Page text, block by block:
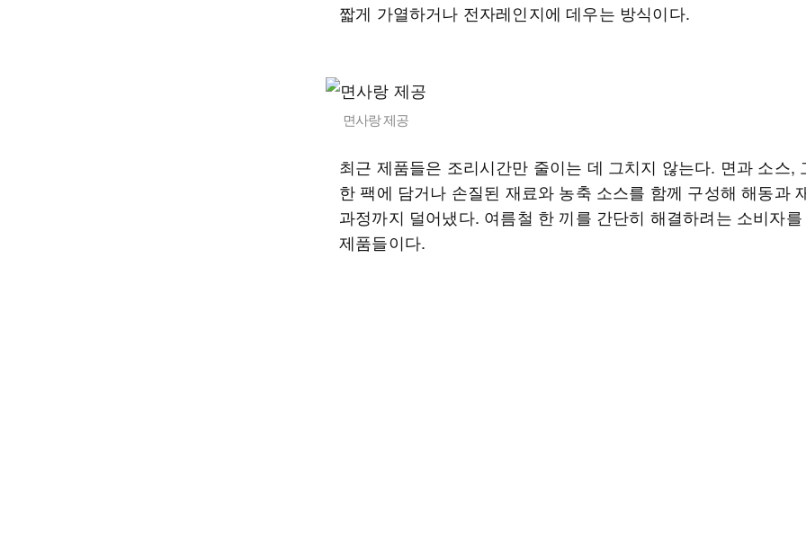
짧게 가열하거나 전자레인지에 데우는 방식이다.
면사랑 제공
최근 제품들은 조리시간만 줄이는 데 그치지 않는다. 면과 소스,
한 팩에 담거나 손질된 재료와 농축 소스를 함께 구성해 해동과
과정까지 덜어냈다. 여름철 한 끼를 간단히 해결하려는 소비자
제품들이다.